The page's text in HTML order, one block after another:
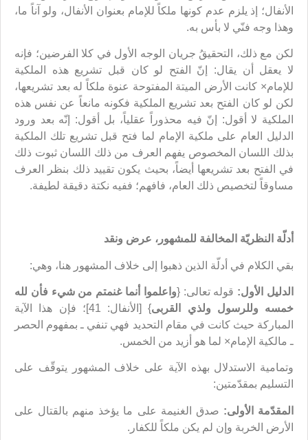
الأنفال؛ إذ يلزم عدم كونها ملكاً للإمام بعنوان الأنفال، ولو آناً ما،
وهذا وجه فنّي لا بأس به.
لكن مع ذلك، التحقيقُ جريان الوجه الأول في كلا الفرضين؛ فإنه
لا يعقل أن يقال: إنّ الفتح لو كان قبل تشريع هذه الملكية
للإمام× كانت الأرض الميتة المفتوحة عنوة ملكاً له بعد تشريعها،
لكن لو كان الفتح بعد تشريع الملكية فكونه مانعاً عن نفس هذه
الملكية لا أقول: إنّ فيه محذوراً عقلياً، بل أقول: إنّه بعد ورود
الدليل العام على ملكية الإمام لما فتح قبل تشريع تلك الملكية
بذلك اللسان المخصوص يفهم العرف من ذلك اللسان ثبوت ذلك
في الفتح بعد تشريعها أيضاً، بحيث يكون تقييد ذلك بنظر العرف
مساوقاً لتخصيص ذلك العام، فافهم؛ ففيه نكتة دقيقة لطيفة.
أدلّة النظريّة المخالفة للمشهور، عرض ونقد
بقي الكلام في أدلّة الذين ذهبوا إلى خلاف المشهور هنا، وهي:
الدليل الأول: قوله تعالى: {واعلموا أنما غنمتم من شيء فأن لله
خمسه وللرسول ولذي القربى
} [الأنفال: 41]؛ فإن هذا الآية
المباركة حيث كانت في مقام التحديد فهي تنفي ـ بمفهوم الحصر
ـ مالكية الإمام× لما هو أزيد من الخمس.
وتمامية الاستدلال بهذه الآية على خلاف المشهور يتوقّف على
التسليم بمقدّمتين:
المقدّمة الأولى: صدق الغنيمة على ما يؤخذ منهم بالقتال على
الأرض الخربة وإن لم يكن ملكاً للكفار.